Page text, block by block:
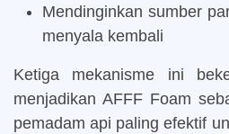
Mendinginkan sumber
menyala kembali
Ketiga mekanisme ini
menjadikan AFFF Foam
pemadam api paling efektif